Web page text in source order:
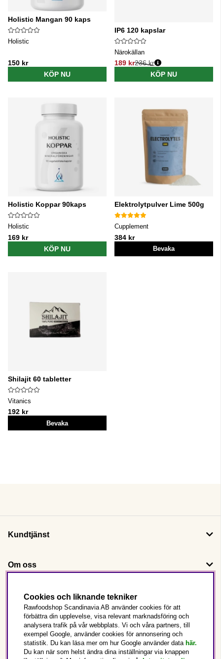
Holistic Mangan 90 kaps
Holistic
150 kr
KÖP NU
IP6 120 kapslar
Närokällan
189 kr
Ordinarie pris:
236 kr
KÖP NU
Holistic Koppar 90kaps
Holistic
169 kr
KÖP NU
Elektrolytpulver Lime 500g
Cupplement
384 kr
Bevaka
Shilajit 60 tabletter
Vitanics
192 kr
Bevaka
Kundtjänst
Om oss
Följ oss
Det här är Rawfoodshop
Sverige
Cookies och liknande tekniker
Rawfoodshop Scandinavia AB använder cookies för att
förbättra din upplevelse, visa relevant marknadsföring och
analysera trafik på vår webbplats. Vi och våra partners, till
exempel Google, använder cookies för annonsering och
statistik. Du kan läsa mer om hur Google använder data här.
Du kan när som helst ändra dina inställningar via knappen